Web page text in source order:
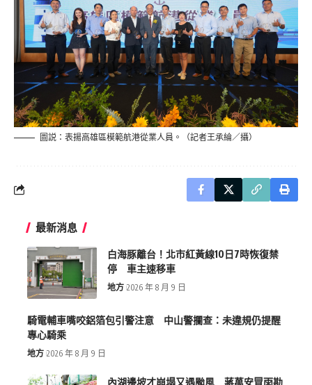
圖説：表揚高雄區模範航港從業人員。（記者王承綸／攝）
最新消息
白海豚離台！北市紅黃線10日7時恢復禁
停 車主速移車
地方 2026 年 8 月 9 日
騎電輔車嘴咬鋁箔包引警注意 中山警攔查：未違規仍提醒
專心騎乘
地方 2026 年 8 月 9 日
內湖邊坡才崩塌又遇颱風 蔣萬安冒雨勘